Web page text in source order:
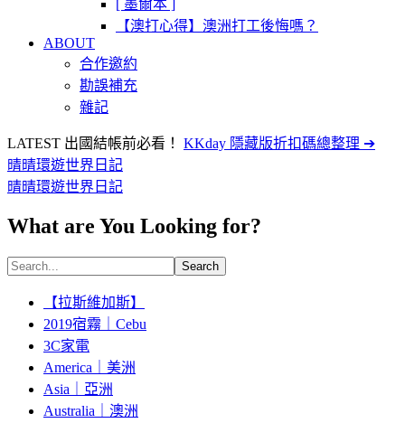
[ 墨爾本 ]
【澳打心得】澳洲打工後悔嗎？
ABOUT
合作邀約
勘誤補充
雜記
LATEST 出國結帳前必看！
KKday 隱藏版折扣碼總整理 ➔
晴晴環遊世界日記
晴晴環遊世界日記
What are You Looking for?
Search
【拉斯維加斯】
2019宿霧｜Cebu
3C家電
America｜美洲
Asia｜亞洲
Australia｜澳洲